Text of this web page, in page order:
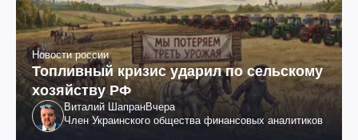
Новости россии
Топливный кризис ударил по сельскому
хозяйству РФ
Виталий ШапранВчера
Член Украинского общества финансовых аналитиков